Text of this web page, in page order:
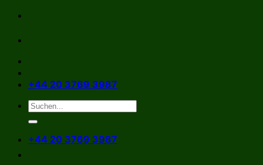
Zum
springen
+44 20 3769 3987
+44 20 3769 3987